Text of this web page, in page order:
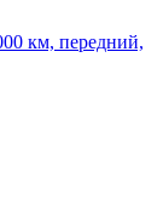
км, передний,